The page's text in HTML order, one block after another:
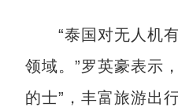
“泰国对无人机有
领域。”罗英豪表示
的士”，丰富旅游出